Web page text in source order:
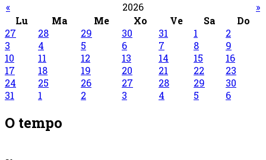
« 2026
»
Lu
Ma Me Xo Ve Sa
Do
27
28 29 30 31 1
2
3
4 5 6 7 8
9
10
11 12 13 14 15
16
17
18 19 20 21 22
23
24
25 26 27 28 29
30
31
1 2 3 4 5 6
O tempo